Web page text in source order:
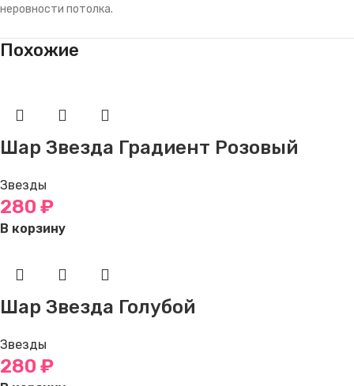
неровности потолка.
Похожие
Шар Звезда Градиент Розовый
Звезды
280 ₽
В корзину
Шар Звезда Голубой
Звезды
280 ₽